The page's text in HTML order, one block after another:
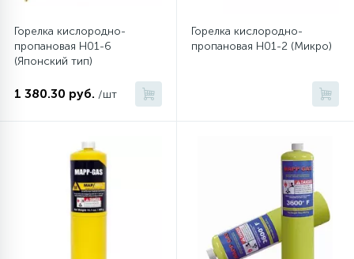
Горелка кислородно-
пропановая H01-6
(Японский тип)
1 380.30 руб. /шт
Горелка кислородно-
пропановая H01-2 (Микро)